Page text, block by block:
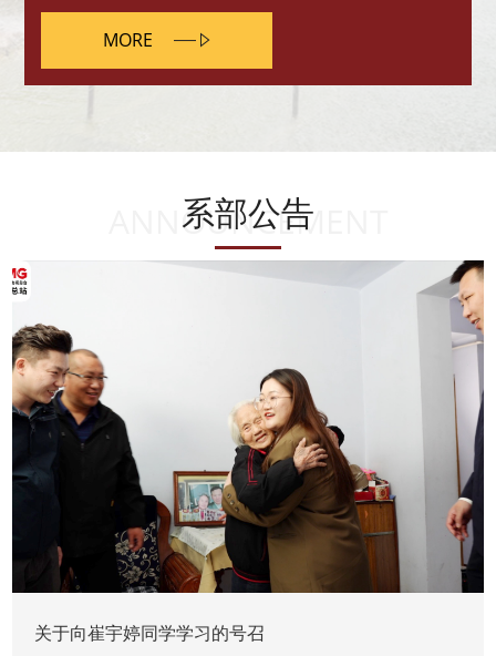
MORE
系部公告
ANNOUNCEMENT
关于向崔宇婷同学学习的号召